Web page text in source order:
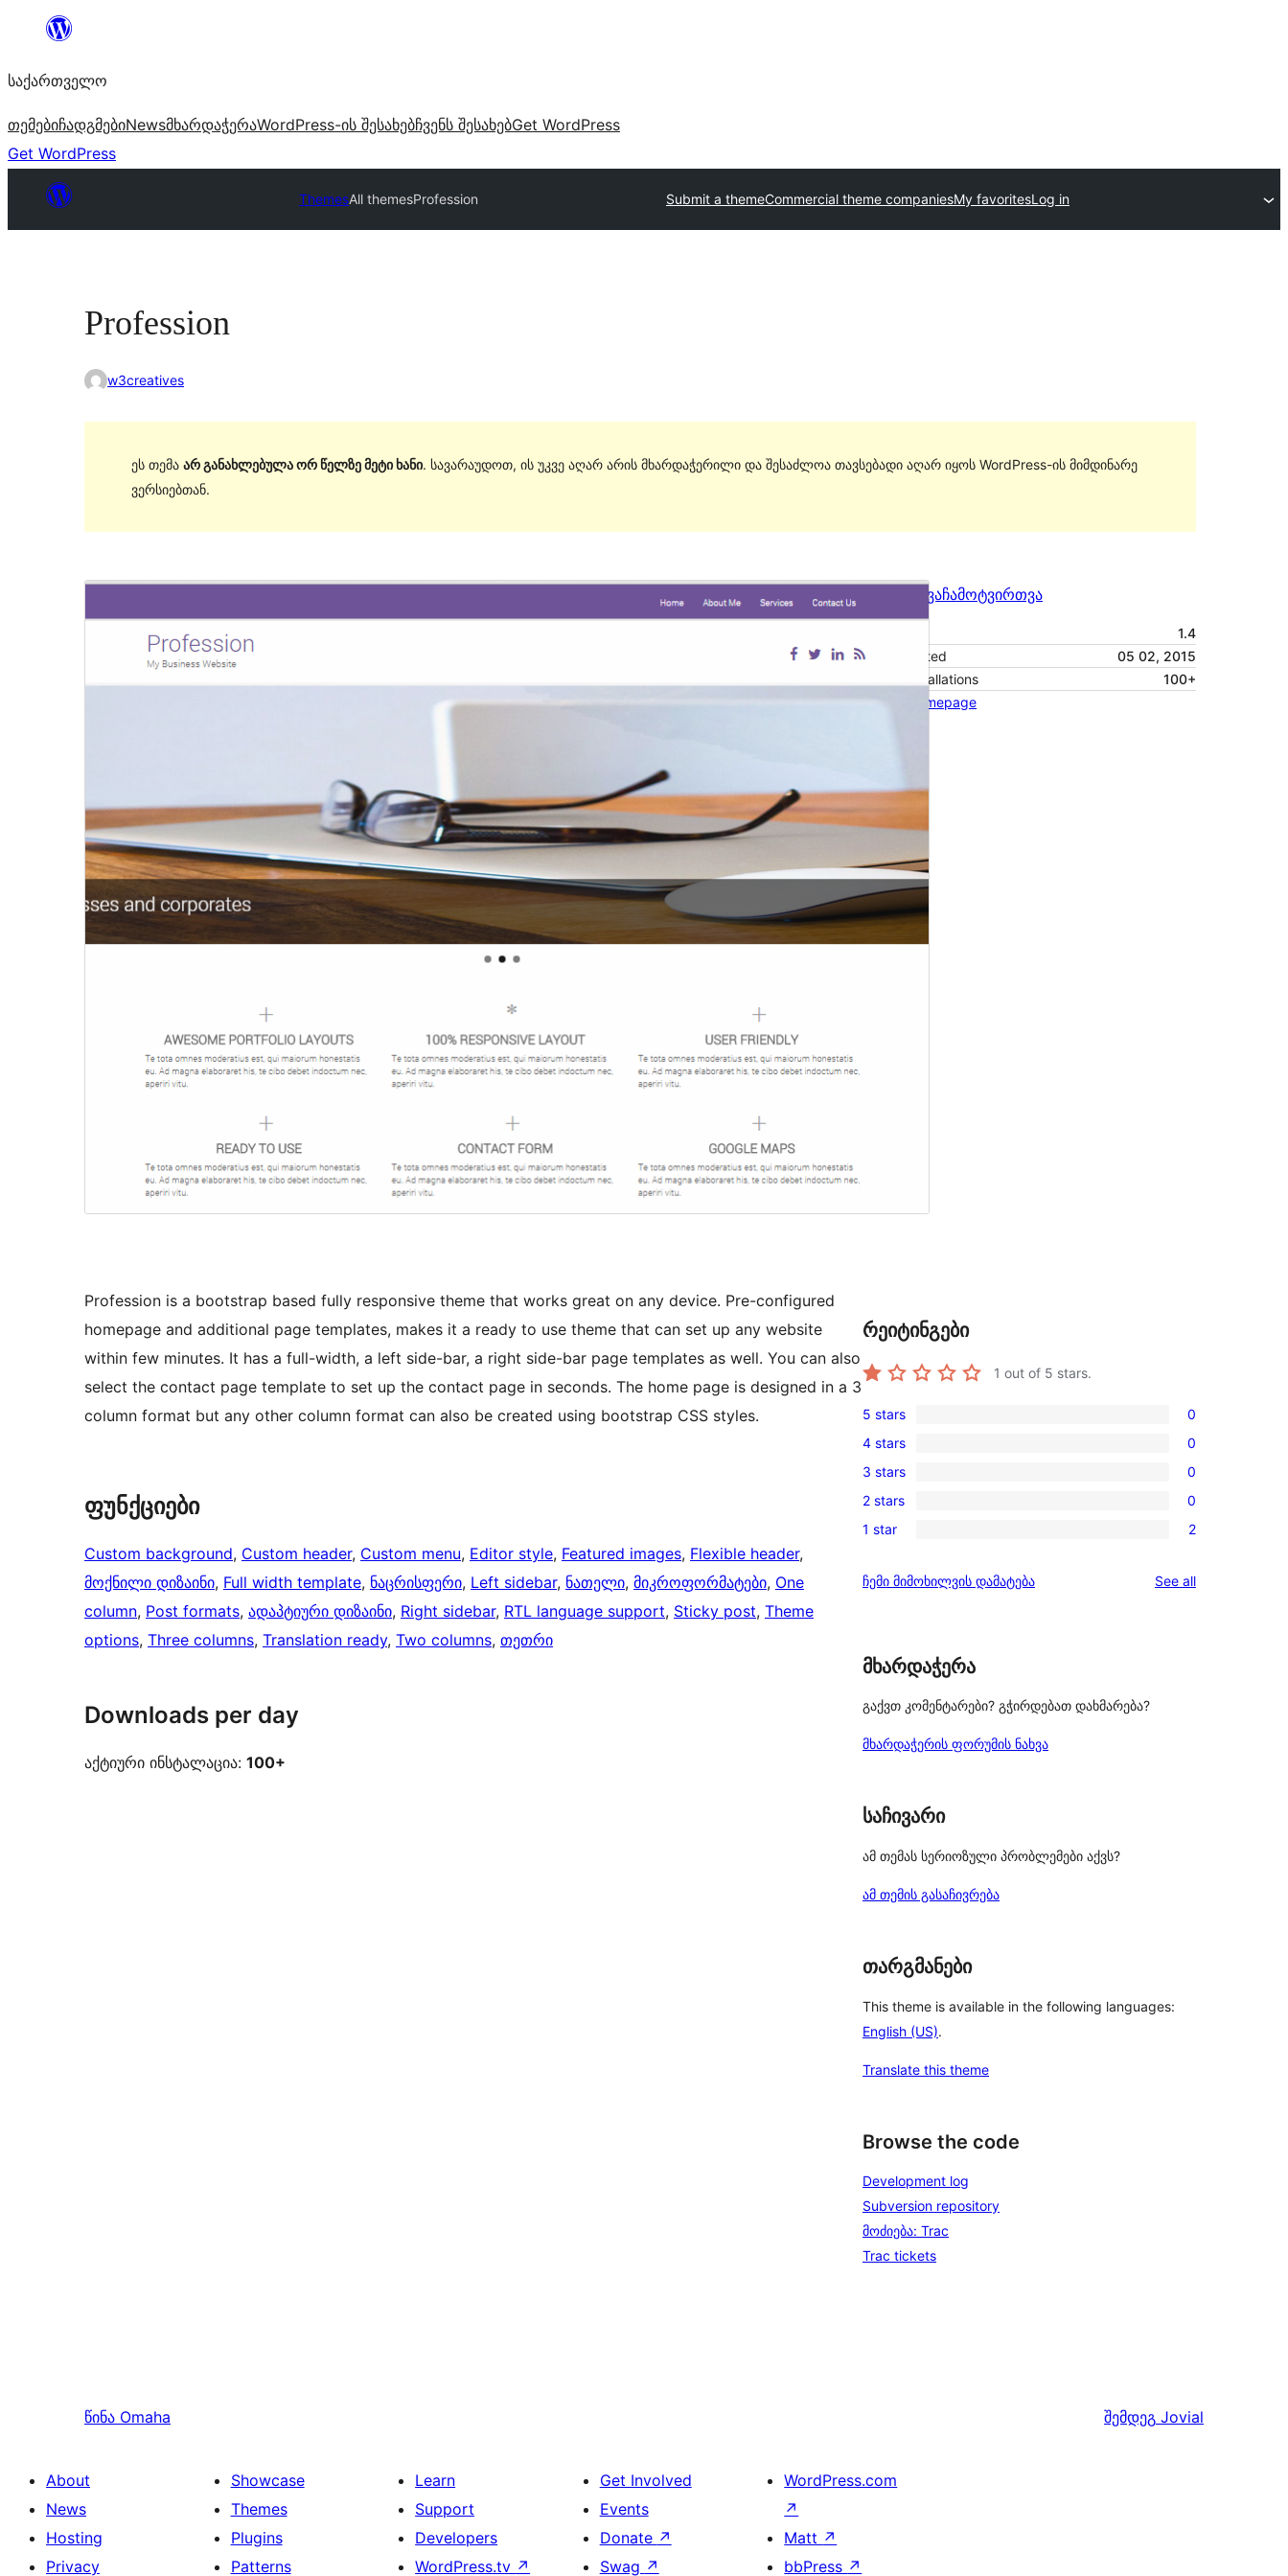
შიგთავსზე
საქართველო
თემებიჩადგმებიNewsმხარდაჭერაWordPress-ის შესახებჩვენს შესახებGet WordPress
Get WordPress
ThemesAll themesProfession Submit a themeCommercial theme companiesMy favoritesLog in
Profession
w3creatives
ეს თემა არ განახლებულა ორ წელზე მეტი ხანი. სავარაუდოთ, ის უკვე აღარ არის მხარდაჭერილი და შესაძლოა თავსებადი აღარ იყოს WordPress-ის მიმდინარე
ვერსიებთან.
გადახედვაჩამოტვირთვა
1.4
Last updated
05 02, 2015
Active installations
100+
Theme homepage
Profession is a bootstrap based fully responsive theme that works great on any device. Pre-configured
homepage and additional page templates, makes it a ready to use theme that can set up any website
within few minutes. It has a full-width, a left side-bar, a right side-bar page templates as well. You can also
select the contact page template to set up the contact page in seconds. The home page is designed in a 3
column format but any other column format can also be created using bootstrap CSS styles.
ფუნქციები
Custom background, Custom header, Custom menu, Editor style, Featured images, Flexible header
მოქნილი დიზაინი, Full width template, ნაცრისფერი, Left sidebar, ნათელი, მიკროფორმატები, One
column, Post formats, ადაპტიური დიზაინი, Right sidebar, RTL language support, Sticky post, Theme
options, Three columns, Translation ready, Two columns, თეთრი
Downloads per day
აქტიური ინსტალაცია: 100+
რეიტინგები
1 out of 5 stars.
0
5-
star
reviews
5 stars 0
0
4-
star
reviews
4 stars 0
0
3-
star
3 stars 0
0
2-
reviews
2 stars 0
2
star
1 star 2
ჩემი მიმოხილვის დამატება See allreviews
მხარდაჭერა
გაქვთ კომენტარები? გჭირდებათ დახმარება?
მხარდაჭერის ფორუმის ნახვა
საჩივარი
ამ თემას სერიოზული პრობლემები აქვს?
ამ თემის გასაჩივრება
თარგმანები
This theme is available in the following languages:
English (US).
Translate this theme
Browse the code
Development log
Subversion repository
მოძიება: Trac
Trac tickets
წინა Omaha შემდეგ Jovial
About
News
Hosting
Privacy
Showcase
Themes
Plugins
Patterns
Learn
Support
Developers
WordPress.tv ↗
Get Involved
Events
Donate ↗
Swag ↗
WordPress.com
↗
Matt ↗
bbPress ↗